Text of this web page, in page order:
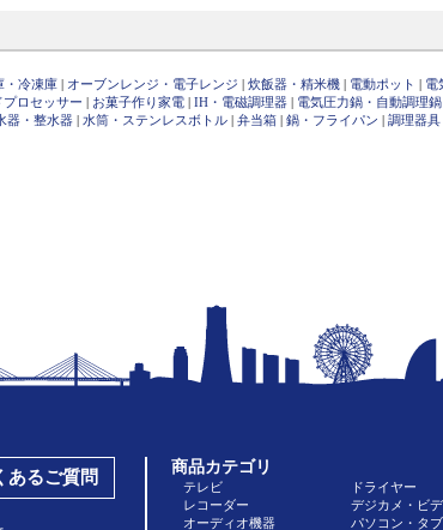
・冷凍庫 | オーブンレンジ・電子レンジ | 炊飯器・精米機 | 電動ポット | 電
プロセッサー | お菓子作り家電 | IH・電磁調理器 | 電気圧力鍋・自動調理鍋
器・整水器 | 水筒・ステンレスボトル | 弁当箱 | 鍋・フライパン | 調理器
あるご質問
商品カテゴリ
テレビ
レコーダー
オーディオ機器
ドライヤー
デジカメ・ビ
パソコン・タ